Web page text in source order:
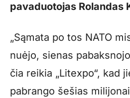
pavaduotojas Rolandas
„Sąmata po tos NATO
nuėjo, sienas
čia reikia „Litexpo“, kad
pabrango šešias